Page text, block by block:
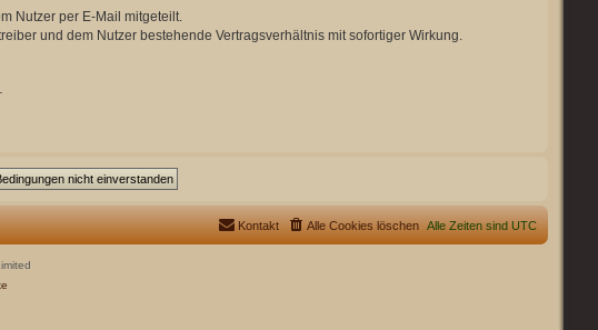
Nutzer per E-Mail mitgeteilt.
und dem Nutzer bestehende Vertragsverhältnis mit sofortiger Wirkung.
Alle Zeiten sind UTC
Alle Cookies löschen
Kontakt